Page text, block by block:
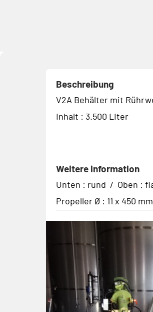
Beschreibung
V2A Behälter mit
Inhalt : 3.500 Liter
Weitere information
Unten : rund / Oben :
Propeller Ø : 11 x 450 mm